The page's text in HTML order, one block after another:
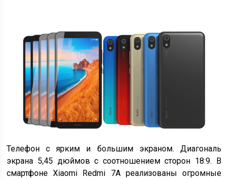
Телефон с ярким и большим экраном. Диагональ
экрана 5,45 дюймов с соотношением сторон 18:9. В
смартфоне Xiaomi Redmi 7A реализованы огромные